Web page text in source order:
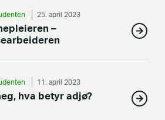
25. april 2023
–
11. april 2023
hva betyr adjø?